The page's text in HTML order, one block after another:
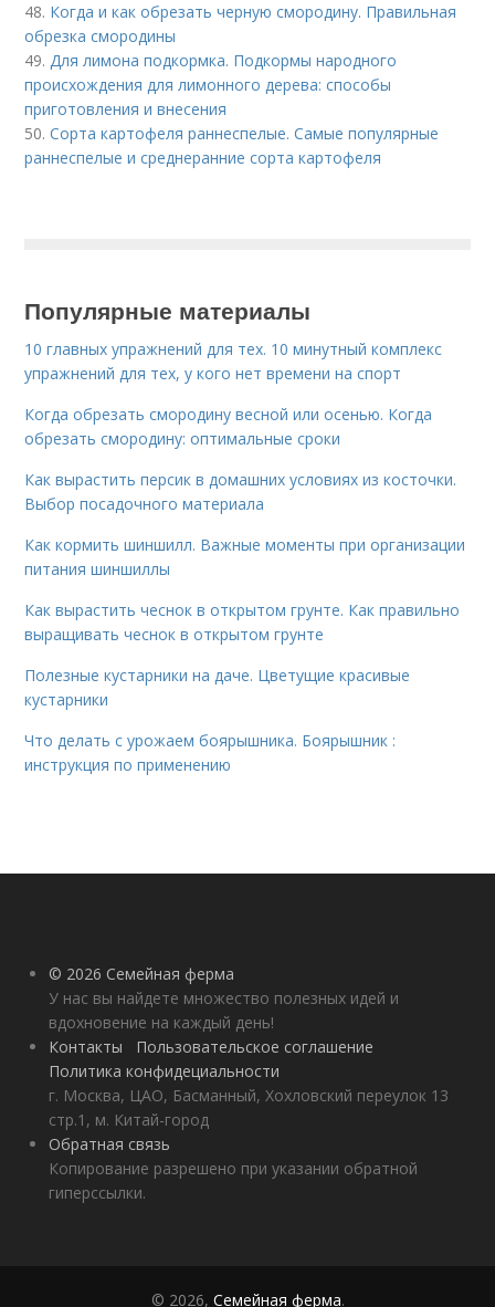
48. Когда и как обрезать черную смородину. Правильная
обрезка смородины
49.Для лимона подкормка. Подкормы народного
происхождения для лимонного дерева: способы
приготовления и внесения
50.Сорта картофеля раннеспелые. Cамые популярные
раннеспелые и среднеранние сорта картофеля
Популярные материалы
10 главных упражнений для тех. 10 минутный комплекс
упражнений для тех, у кого нет времени на спорт
Когда обрезать смородину весной или осенью. Когда
обрезать смородину: оптимальные сроки
Как вырастить персик в домашних условиях из косточки.
Выбор посадочного материала
Как кормить шиншилл. Важные моменты при организации
питания шиншиллы
Как вырастить чеснок в открытом грунте. Как правильно
выращивать чеснок в открытом грунте
Полезные кустарники на даче. Цветущие красивые
кустарники
Что делать с урожаем боярышника. Боярышник :
инструкция по применению
© 2026 Семейная ферма
У нас вы найдете множество полезных идей и
вдохновение на каждый день!
Контакты
Пользовательское соглашение
Политика конфидециальности
г. Москва, ЦАО, Басманный, Хохловский переулок 13
стр.1, м. Китай-город
Обратная связь
Копирование разрешено при указании обратной
гиперссылки.
© 2026, Семейная ферма.